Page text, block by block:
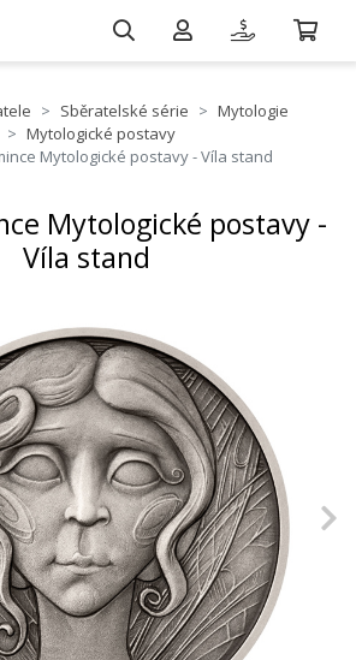
Sběratelské série
Mytologie
Mytologické postavy
Mytologické postavy - Víla stand
Mytologické postavy -
Víla stand